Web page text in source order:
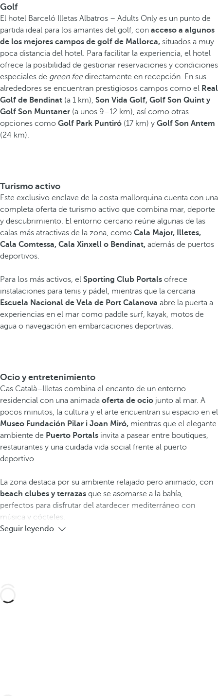
Golf
El hotel Barceló Illetas Albatros – Adults Only es un punto de
partida ideal para los amantes del golf, con acceso a algunos
de los mejores campos de golf de Mallorca, situados a muy
poca distancia del hotel. Para facilitar la experiencia, el hotel
ofrece la posibilidad de gestionar reservaciones y condiciones
especiales de green feedirectamente en recepción. En sus
alrededores se encuentran prestigiosos campos como el Real
Golf de Bendinat (a 1 km), Son Vida Golf, Golf Son Quint y
Golf Son Muntaner (a unos 9–12 km), así como otras
opciones como Golf Park Puntiró (17 km) y Golf Son Antem
(24 km).
Turismo activo
Este exclusivo enclave de la costa mallorquina cuenta con una
completa oferta de turismo activo que combina mar, deporte
y descubrimiento. El entorno cercano reúne algunas de las
calas más atractivas de la zona, como Cala Major, Illetes,
Cala Comtessa, Cala Xinxell o Bendinat, además de puertos
deportivos.
Para los más activos, el Sporting Club Portals ofrece
instalaciones para tenis y pádel, mientras que la cercana
Escuela Nacional de Vela de Port Calanova abre la puerta a
experiencias en el mar como paddle surf, kayak, motos de
agua o navegación en embarcaciones deportivas.
Ocio y entretenimiento
Cas Català–Illetas combina el encanto de un entorno
residencial con una animada oferta de ocio junto al mar. A
pocos minutos, la cultura y el arte encuentran su espacio en el
Museo Fundación Pilar i Joan Miró, mientras que el elegante
ambiente de Puerto Portals invita a pasear entre boutiques,
restaurantes y una cuidada vida social frente al puerto
deportivo.
La zona destaca por su ambiente relajado pero animado, con
beach clubes y terrazas que se asomarse a la bahía,
perfectos para disfrutar del atardecer mediterráneo con
música y cócteles.
Seguir leyendo